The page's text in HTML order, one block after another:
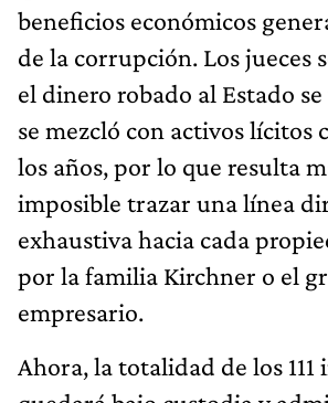
beneficios económicos
de la corrupción. Los jueces
el dinero robado al Estado
se mezcló con activos lícitos
los años, por lo que resulta
imposible trazar una línea
exhaustiva hacia cada
por la familia Kirchner o el
empresario.
Ahora, la totalidad de los 111